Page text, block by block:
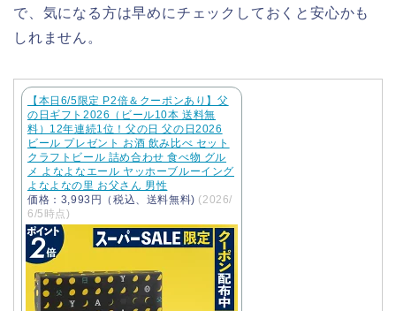
で、気になる方は早めにチェックしておくと安心かも
しれません。
【本日6/5限定 P2倍＆クーポンあり】父
の日ギフト2026（ビール10本 送料無
料）12年連続1位！父の日 父の日2026
ビール プレゼント お酒 飲み比べ セット
クラフトビール 詰め合わせ 食べ物 グル
メ よなよなエール ヤッホーブルーイング
よなよなの里 お父さん 男性
価格：3,993円（税込、送料無料) (2026/
6/5時点)